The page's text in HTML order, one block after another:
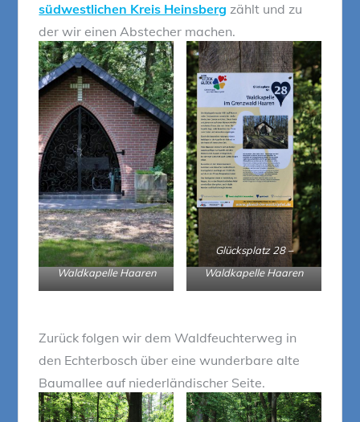
südwestlichen Kreis Heinsberg zählt und zu
der wir einen Abstecher machen.
Waldkapelle Haaren
Glücksplatz 28 –
Waldkapelle Haaren
Zurück folgen wir dem Waldfeuchterweg in
den Echterbosch über eine wunderbare alte
Baumallee auf niederländischer Seite.